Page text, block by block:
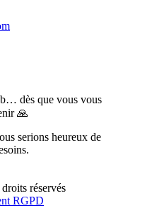
dès que vous vous
🙏
serions heureux de
réservés
RGPD